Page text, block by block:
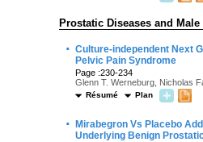
Prostatic Diseases and
· Culture-independent Next
Pelvic Pain Syndrome
Page :230-234
Glenn T. Werneburg, Nicholas
Résumé Plan
·
Mirabegron Vs Placebo
Underlying Benign